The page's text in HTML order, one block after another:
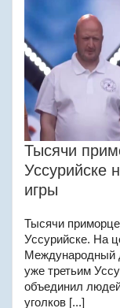
Тысячи
Уссурийске
игры
Тысячи
Уссурийске. На
Международный
уже третьим
объединил
уголков [...]